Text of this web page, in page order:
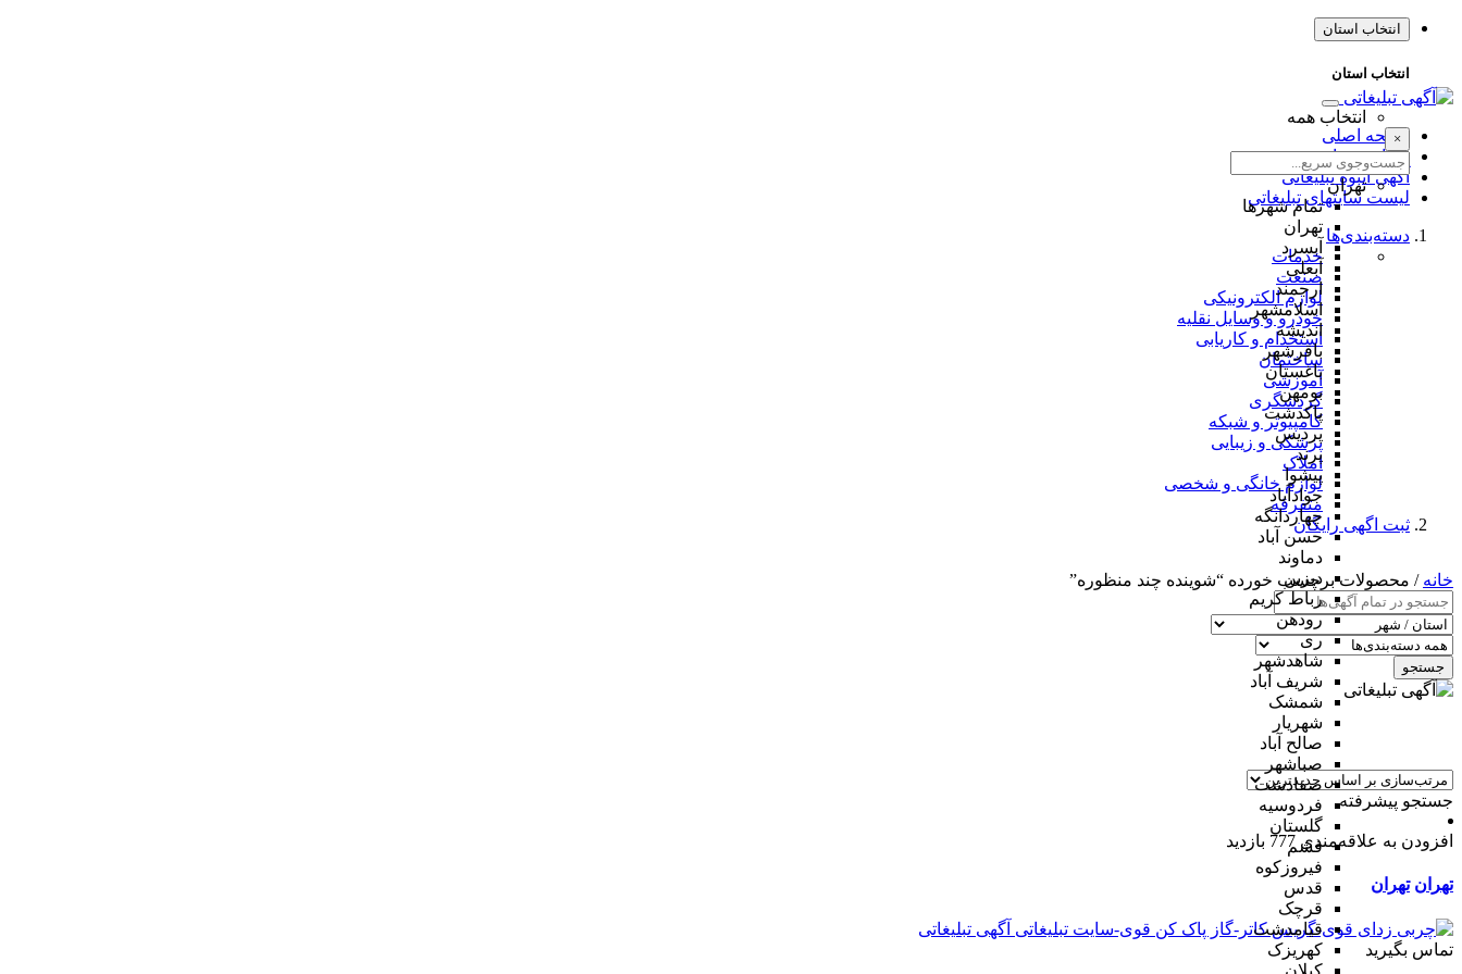
انتخاب استان
انتخاب استان
انتخاب همه
×
تهران
تمام شهر‌ها
تهران
آبسرد
آبعلی
ارجمند
اسلامشهر
اندیشه
باقرشهر
باغستان
بومهن
پاکدشت
پردیس
پرند
پیشوا
جوادآباد
چهاردانگه
حسن آباد
دماوند
دیزین
رباط کریم
رودهن
ری
شاهدشهر
شریف آباد
شمشک
شهریار
صالح آباد
صباشهر
صفادشت
فردوسیه
گلستان
فشم
فیروزکوه
قدس
قرچک
قیامدشت
کهریزک
صفحه اصلی
طراحی سایت
آگهی انبوه تبلیغاتی
لیست سایتهای تبلیغاتی
دسته‌بندی‌ها
خدمات
صنعت
لوازم الکترونیکی
خودرو و وسایل نقلیه
استخدام و کاریابی
ساختمان
آموزشی
گردشگری
کامپیوتر و شبکه
پزشکی و زیبایی
املاک
لوازم خانگی و شخصی
متفرقه
ثبت اگهی رایگان
خانه / محصولات برچسب خورده “شوینده چند منظوره”
جستجو
جستجو پیشرفته
افزودن به علاقه‌مندی 777 بازدید
تهران تهران
تماس بگیرید